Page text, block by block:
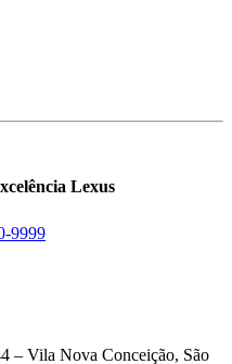
Lexus
9999
– Vila Nova Conceição, São